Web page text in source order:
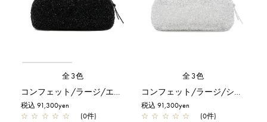
全3色
コンフェット/ラージ/エナメルブラック
税込 91,300yen
☆ ☆ ☆ ☆ ☆ (0件)
全3色
コンフェット/ラージ/シルバー
税込 91,300yen
☆ ☆ ☆ ☆ ☆ (0件)